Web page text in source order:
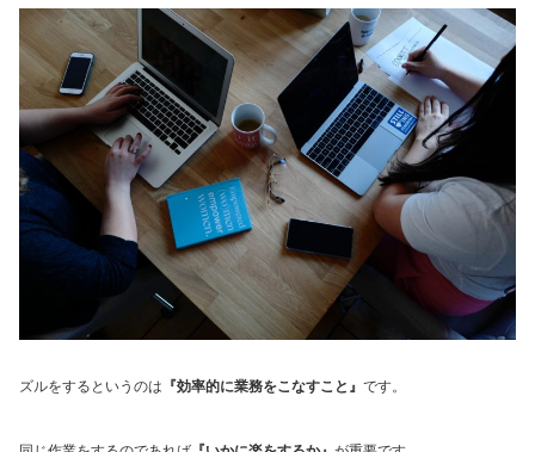
ズルをするというのは 『効率的に業務をこなすこと』 です。